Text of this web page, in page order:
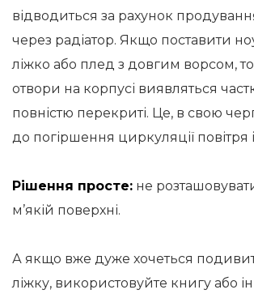
відводиться за рахунок
через радіатор. Якщо поставити
ліжко або плед з довгим ворсом,
отвори на корпусі виявляться
повністю перекриті. Це, в свою
до погіршення циркуляції повітря
Рішення просте: не
м’якій поверхні.
А якщо вже дуже хочеться
ліжку, використовуйте книгу або